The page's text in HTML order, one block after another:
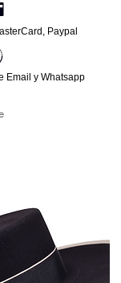
Paypal
Email y Whatsapp